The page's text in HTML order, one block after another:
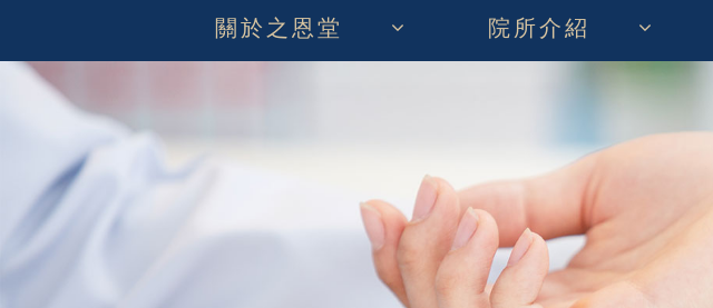
關於之恩堂 院所介紹